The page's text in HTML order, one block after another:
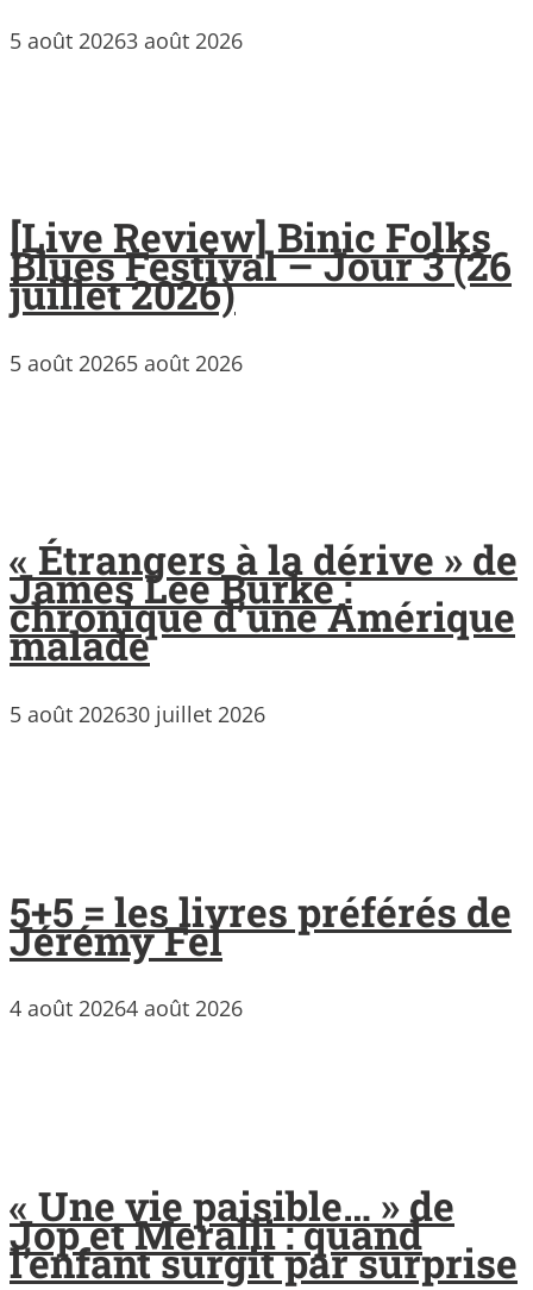
5 août 20263 août 2026
[Live Review] Binic Folks
Blues Festival – Jour 3 (26
juillet 2026)
5 août 20265 août 2026
« Étrangers à la dérive » de
James Lee Burke :
chronique d’une Amérique
malade
5 août 202630 juillet 2026
5+5 = les livres préférés de
Jérémy Fel
4 août 20264 août 2026
« Une vie paisible… » de
Jop et Meralli : quand
l’enfant surgit par surprise